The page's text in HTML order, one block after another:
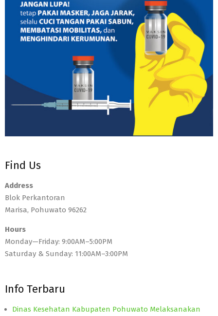
Find Us
Address
Blok Perkantoran
Marisa, Pohuwato 96262
Hours
Monday—Friday: 9:00AM–5:00PM
Saturday & Sunday: 11:00AM–3:00PM
Info Terbaru
Dinas Kesehatan Kabupaten Pohuwato Melaksanakan